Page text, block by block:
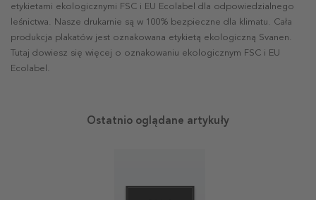
etykietami ekologicznymi FSC i EU Ecolabel dla odpowiedzialnego
leśnictwa. Nasze drukarnie są w 100% bezpieczne dla klimatu. Cała
produkcja plakatów jest oznakowana etykietą ekologiczną Svanen.
Tutaj dowiesz się więcej o oznakowaniu ekologicznym FSC i EU
Ecolabel.
Ostatnio oglądane artykuły